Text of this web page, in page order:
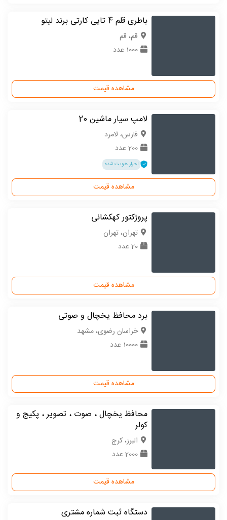
باطری قلم 4 تایی کارتی برند لیتو
قم، قم
1000 عدد
مشاهده قیمت
لامپ سیار ماشین 20
فارس، لامرد
200 عدد
احراز هویت شده
مشاهده قیمت
پروژکتور کهکشانی
تهران، تهران
20 عدد
مشاهده قیمت
برد محافظ یخچال و صوتی
خراسان رضوی، مشهد
10000 عدد
مشاهده قیمت
محافظ یخچال ، صوت ، تصویر ، پکیج و
کولر
البرز، کرج
2000 عدد
مشاهده قیمت
دستگاه ثبت شماره مشتری